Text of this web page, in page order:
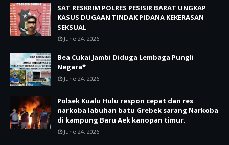
SAT RESKRIM POLRES PESISIR BARAT UNGKAP
KASUS DUGAAN TINDAK PIDANA KEKERASAN
SEKSUAL
June 24, 2026
Bea Cukai Jambi Diduga Lembaga Pungli
Negara*
June 24, 2026
Polsek Kualu Hulu respon cepat dan res
narkoba labuhan batu Grebek sarang Narkoba
di kampung Baru Aek kanopan timur.
June 24, 2026